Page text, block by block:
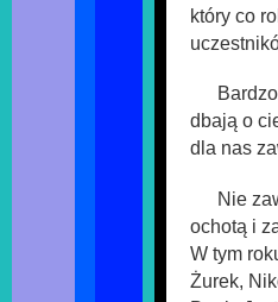
który co
dbają o
dla nas
Nie
ochotą i
W tym
Żurek,